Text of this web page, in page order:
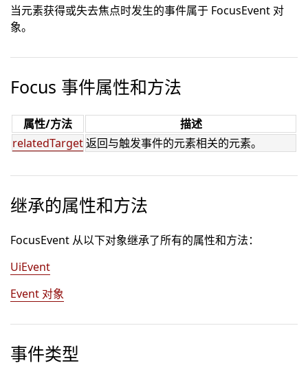
当元素获得或失去焦点时发生的事件属于 FocusEvent 对
象。
Focus 事件属性和方法
属性/方法
描述
relatedTarget返回与触发事件的元素相关的元素。
继承的属性和方法
FocusEvent 从以下对象继承了所有的属性和方法：
UiEvent
Event 对象
事件类型